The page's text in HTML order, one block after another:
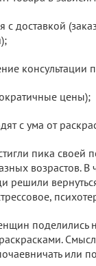
с доставкой
цены);
с ума от
пика своей
возрастов. В
или